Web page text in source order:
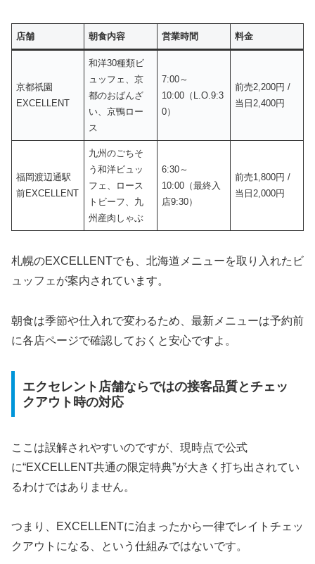
店舗 朝食内容 営業時間 料金
京都祇園
EXCELLENT
和洋30種類ビ
ュッフェ、京
都のおばんざ
い、京鴨ロー
ス
7:00～
10:00（L.O.9:3
0）
前売2,200円 /
当日2,400円
福岡渡辺通駅
前EXCELLENT
九州のごちそ
う和洋ビュッ
フェ、ロース
トビーフ、九
州産肉しゃぶ
6:30～
10:00（最終入
店9:30）
前売1,800円 /
当日2,000円
札幌のEXCELLENTでも、北海道メニューを取り入れたビ
ュッフェが案内されています。
朝食は季節や仕入れで変わるため、最新メニューは予約前
に各店ページで確認しておくと安心ですよ。
エクセレント店舗ならではの接客品質とチェッ
クアウト時の対応
ここは誤解されやすいのですが、現時点で公式
に“EXCELLENT共通の限定特典”が大きく打ち出されてい
るわけではありません。
つまり、EXCELLENTに泊まったから一律でレイトチェッ
クアウトになる、という仕組みではないです。